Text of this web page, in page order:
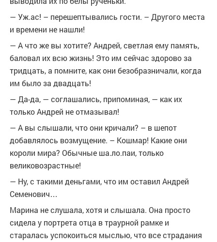
— Уж.ас! – перешептывались гости. – Другого места
и времени не нашли!
— А что же вы хотите? Андрей, светлая ему память,
баловал их всю жизнь! Это им сейчас здорово за
тридцать, а помните, как они безобразничали, когда
им было за двадцать!
— Да-да, — соглашались, припоминая, — как их
только Андрей не отмазывал!
— А вы слышали, что они кричали? – в шепот
добавлялось возмущение. – Кошмар! Какие они
короли мира? Обычные ша.ло.паи, только
великовозрастные!
— Ну, с такими деньгами, что им оставил Андрей
Семенович…
Марина не слушала, хотя и слышала. Она просто
сидела у портрета отца в траурной рамке и
старалась успокоиться мыслью, что все страдания